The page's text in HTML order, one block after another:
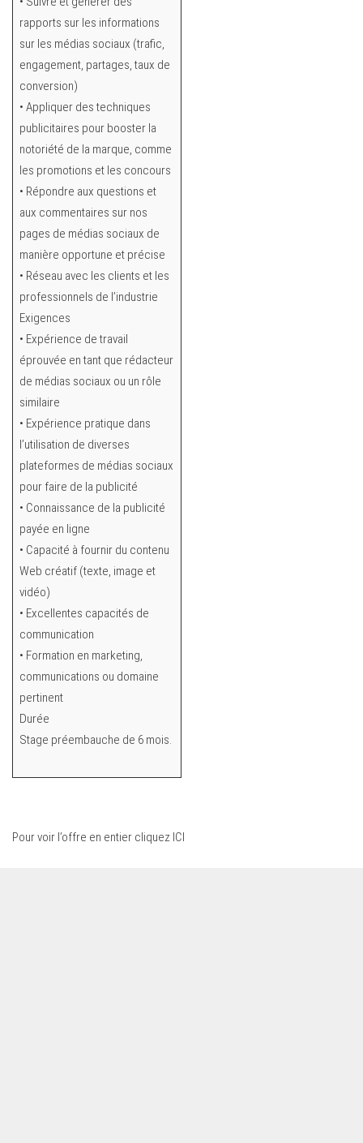
rapports sur les informations
sur les médias sociaux (trafic,
engagement, partages, taux de
conversion)
• Appliquer des techniques
publicitaires pour booster la
notoriété de la marque, comme
les promotions et les concours
• Répondre aux questions et
aux commentaires sur nos
pages de médias sociaux de
manière opportune et précise
• Réseau avec les clients et les
professionnels de l’industrie
Exigences
• Expérience de travail
éprouvée en tant que rédacteur
de médias sociaux ou un rôle
similaire
• Expérience pratique dans
l’utilisation de diverses
plateformes de médias sociaux
pour faire de la publicité
• Connaissance de la publicité
payée en ligne
• Capacité à fournir du contenu
Web créatif (texte, image et
vidéo)
• Excellentes capacités de
communication
• Formation en marketing,
communications ou domaine
pertinent
Durée
Stage préembauche de 6 mois.
Pour voir l’offre en entier cliquez ICI